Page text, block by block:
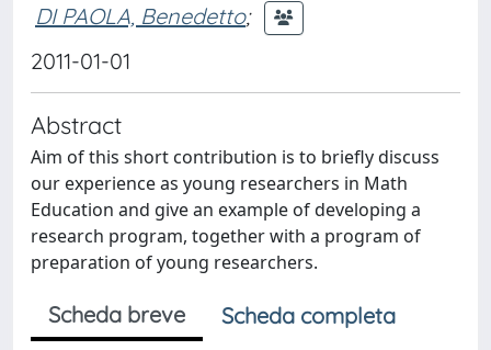
DI PAOLA, Benedetto;
2011-01-01
Abstract
Aim of this short contribution is to briefly discuss
our experience as young researchers in Math
Education and give an example of developing a
research program, together with a program of
preparation of young researchers.
Scheda breve
Scheda completa